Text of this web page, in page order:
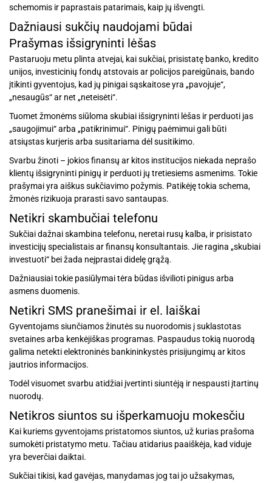
schemomis ir paprastais patarimais, kaip jų išvengti.
Dažniausi sukčių naudojami būdai
Prašymas išsigryninti lėšas
Pastaruoju metu plinta atvejai, kai sukčiai, prisistatę banko, kredito
unijos, investicinių fondų atstovais ar policijos pareigūnais, bando
įtikinti gyventojus, kad jų pinigai sąskaitose yra „pavojuje“,
„nesaugūs“ ar net „neteisėti“.
Tuomet žmonėms siūloma skubiai išsigryninti lėšas ir perduoti jas
„saugojimui“ arba „patikrinimui“. Pinigų paėmimui gali būti
atsiųstas kurjeris arba susitariama dėl susitikimo.
Svarbu žinoti – jokios finansų ar kitos institucijos niekada neprašo
klientų išsigryninti pinigų ir perduoti jų tretiesiems asmenims. Tokie
prašymai yra aiškus sukčiavimo požymis. Patikėję tokia schema,
žmonės rizikuoja prarasti savo santaupas.
Netikri skambučiai telefonu
Sukčiai dažnai skambina telefonu, neretai rusų kalba, ir prisistato
investicijų specialistais ar finansų konsultantais. Jie ragina „skubiai
investuoti“ bei žada neįprastai didelę grąžą.
Dažniausiai tokie pasiūlymai tėra būdas išvilioti pinigus arba
asmens duomenis.
Netikri SMS pranešimai ir el. laiškai
Gyventojams siunčiamos žinutės su nuorodomis į suklastotas
svetaines arba kenkėjiškas programas. Paspaudus tokią nuorodą
galima netekti elektroninės bankininkystės prisijungimų ar kitos
jautrios informacijos.
Todėl visuomet svarbu atidžiai įvertinti siuntėją ir nespausti įtartinų
nuorodų.
Netikros siuntos su išperkamuoju mokesčiu
Kai kuriems gyventojams pristatomos siuntos, už kurias prašoma
sumokėti pristatymo metu. Tačiau atidarius paaiškėja, kad viduje
yra beverčiai daiktai.
Sukčiai tikisi, kad gavėjas, manydamas jog tai jo užsakymas,